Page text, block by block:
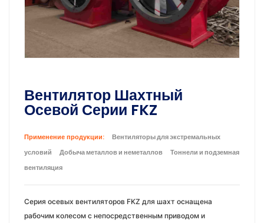
Вентилятор Шахтный
Осевой Серии FKZ
Применение продукции:
Вентиляторы для экстремальных
условий
Добыча металлов и неметаллов
Тоннели и подземная
вентиляция
Серия осевых вентиляторов FKZ для шахт оснащена
рабочим колесом с непосредственным приводом и